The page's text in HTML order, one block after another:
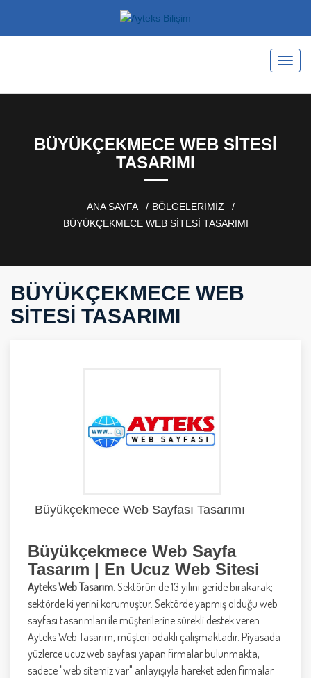
BÜYÜKÇEKMECE WEB SITESI
TASARIMI
ANA SAYFA
BÖLGELERİMİZ
BÜYÜKÇEKMECE WEB SITESI TASARIMI
BÜYÜKÇEKMECE WEB
SITESI TASARIMI
Büyükçekmece Web Sayfası Tasarımı
Büyükçekmece Web Sayfa
Tasarım | En Ucuz Web Sitesi
Ayteks Web Tasarım. Sektörün de 13 yılını geride bırakarak;
sektörde ki yerini korumuştur. Sektörde yapmış olduğu web
sayfası tasarımları ile müşterilerine sürekli destek veren
Ayteks Web Tasarım, müşteri odaklı çalışmaktadır. Piyasada
yüzlerce ucuz web sayfası yapan firmalar bulunmakta,
sadece "web sitemiz var" anlayışıyla hareket eden firmalar